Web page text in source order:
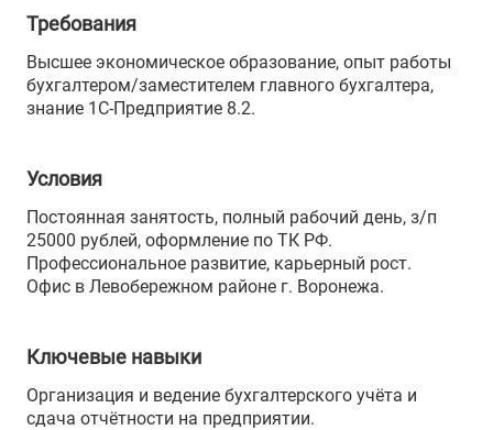
Требования
Высшее экономическое образование, опыт работы
бухгалтером/заместителем главного бухгалтера,
знание 1С-Предприятие 8.2.
Условия
Постоянная занятость, полный рабочий день, з/п
25000 рублей, оформление по ТК РФ.
Профессиональное развитие, карьерный рост.
Офис в Левобережном районе г. Воронежа.
Ключевые навыки
Организация и ведение бухгалтерского учёта и
сдача отчётности на предприятии.